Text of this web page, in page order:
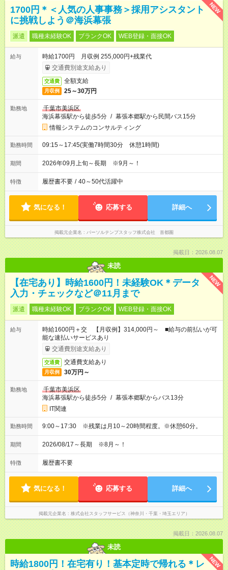
NEW
1700円＊＜人気の人事事務＞採用アシスタント
に挑戦しよう＠海浜幕張
派遣 職種未経験OK ブランクOK WEB登録・面接OK
給与
時給1700円 月収例 255,000円+残業代
交通費別途支給あり
交通費 全額支給
月収例 25～30万円
勤務地
千葉市美浜区
海浜幕張駅から徒歩5分 / 幕張本郷駅から民間バス15分
情報システムのコンサルティング
勤務時間 09:15～17:45(実働7時間30分 休憩1時間)
期間 2026年09月上旬～長期 ※9月～！
特徴 履歴書不要 / 40～50代活躍中
気になる！ 応募する 詳細へ
掲載元企業名 パーソルテンプスタッフ株式会社 首都圏
掲載日：2026.08.07
未読
NEW
【在宅あり】時給1600円！未経験OK＊データ
入力・チェックなど＠11月まで
派遣 職種未経験OK ブランクOK WEB登録・面接OK
給与
時給1600円＋交 【月収例】314,000円～ ■給与の前払いが可
能な速払いサービスあり
交通費別途支給あり
交通費 交通費支給あり
月収例 30万円～
勤務地
千葉市美浜区
海浜幕張駅から徒歩5分 / 幕張本郷駅からバス13分
IT関連
勤務時間 9:00～17:30 ※残業は月10～20時間程度。※休憩60分。
期間 2026/08/17～長期 ※8月～！
特徴 履歴書不要
気になる！ 応募する 詳細へ
掲載元企業名 株式会社スタッフサービス（神奈川・千葉・埼玉エリア）
掲載日：2026.08.07
未読
NEW
時給1800円！在宅有り！基本定時で帰れる＊レ